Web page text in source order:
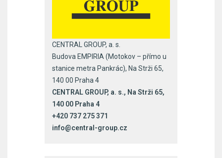
CENTRAL GROUP, a. s.
Budova EMPIRIA (Motokov – přímo u
stanice metra Pankrác), Na Strži 65,
140 00 Praha 4
CENTRAL GROUP, a. s., Na Strži 65,
140 00 Praha 4
+420 737 275 371
info@central-group.cz